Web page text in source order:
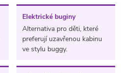
Elektrické buginy
Alternativa pro děti, které
preferují uzavřenou kabinu
ve stylu buggy.